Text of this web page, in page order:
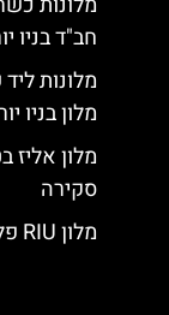
חב"ד בניו
מלונות
מלון בניו
סקירה
מלון RIU פלאזה ניו יורק – סקירה